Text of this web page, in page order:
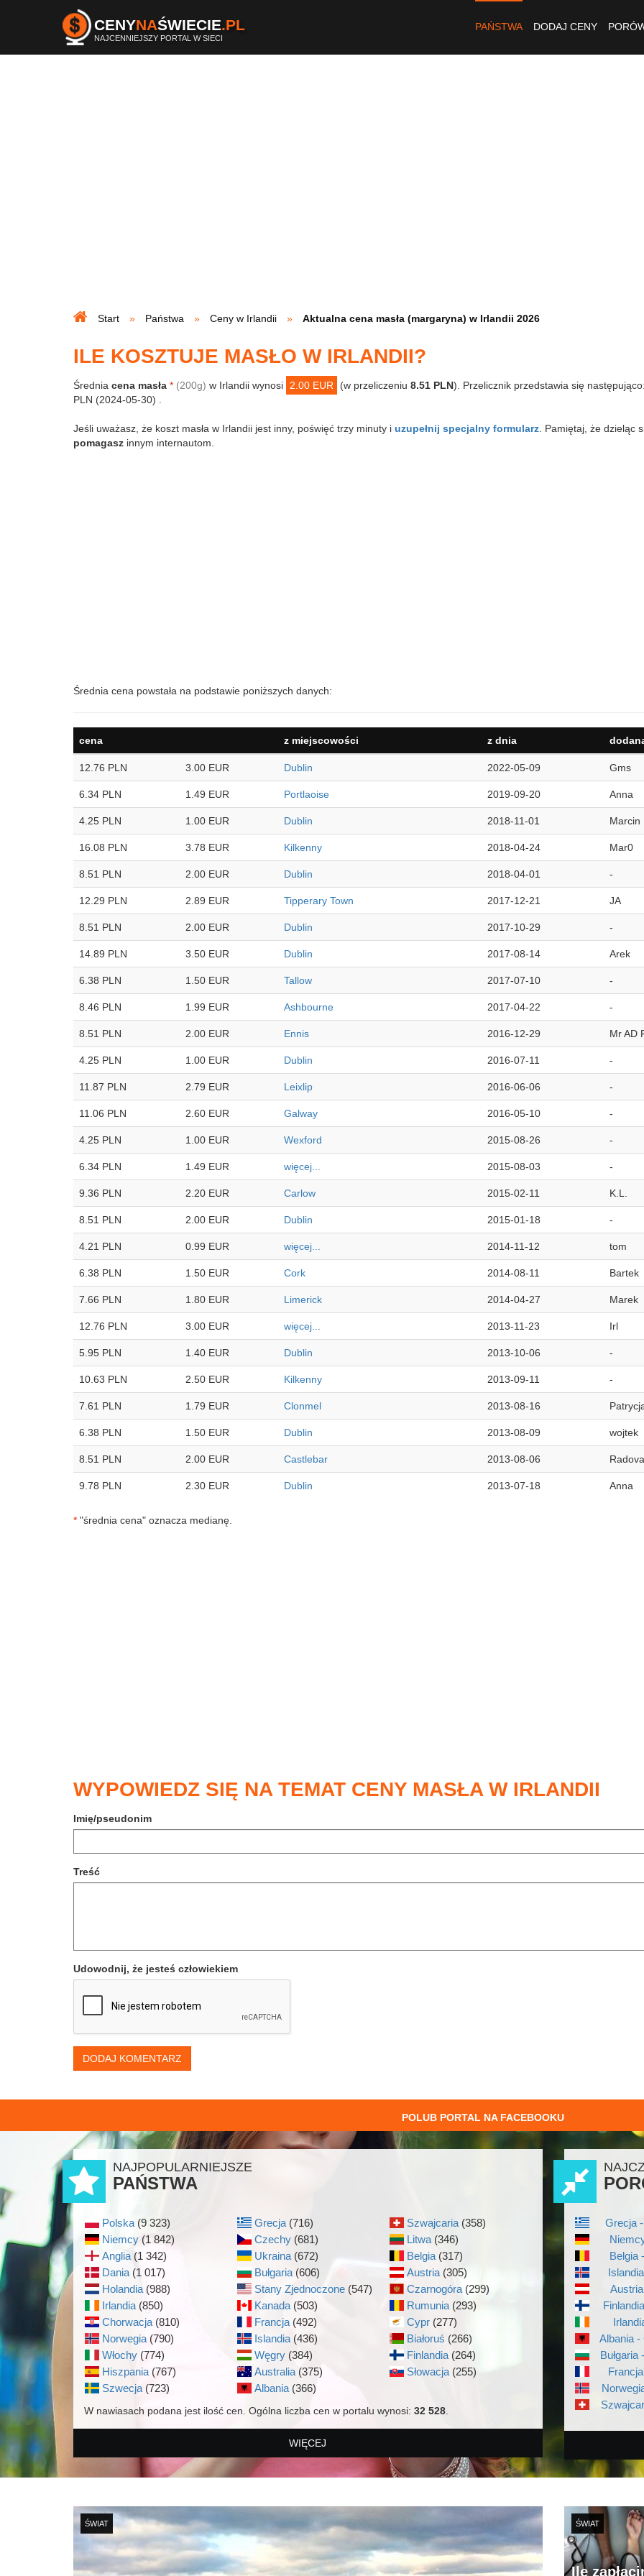
CENYNAŚWIECIE.PL
NAJCENNIEJSZY PORTAL W SIECI
PAŃSTWA DODAJ CENY
Start Państwa Ceny w Irlandii Aktualna cena masła (margaryna) w Irlandii 2026
ILE KOSZTUJE MASŁO W IRLANDII?
Średnia cena masła * (200g) w Irlandii wynosi 2.00 EUR (w przeliczeniu 8.51 PLN). Przelicznik przedstawia się
PLN (2024-05-30) .
Jeśli uważasz, że koszt masła w Irlandii jest inny, poświęć trzy minuty i uzupełnij specjalny formularz . Pamiętaj, że dzieląc
pomagasz innym internautom.
Średnia cena powstała na podstawie poniższych danych:
cena z miejscowości z dnia
12.76 PLN 3.00 EUR Dublin 2022-05-09 Gms
6.34 PLN 1.49 EUR Portlaoise 2019-09-20 Anna
4.25 PLN 1.00 EUR Dublin 2018-11-01 Marcin
16.08 PLN 3.78 EUR Kilkenny 2018-04-24 Mar0
8.51 PLN 2.00 EUR Dublin 2018-04-01 -
12.29 PLN 2.89 EUR Tipperary Town 2017-12-21 JA
8.51 PLN 2.00 EUR Dublin 2017-10-29 -
14.89 PLN 3.50 EUR Dublin 2017-08-14 Arek
6.38 PLN 1.50 EUR Tallow 2017-07-10 -
8.46 PLN 1.99 EUR Ashbourne 2017-04-22 -
8.51 PLN 2.00 EUR Ennis 2016-12-29 Mr AD
4.25 PLN 1.00 EUR Dublin 2016-07-11 -
11.87 PLN 2.79 EUR Leixlip 2016-06-06 -
11.06 PLN 2.60 EUR Galway 2016-05-10 -
4.25 PLN 1.00 EUR Wexford 2015-08-26 -
6.34 PLN 1.49 EUR więcej... 2015-08-03 -
9.36 PLN 2.20 EUR Carlow 2015-02-11 K.L.
8.51 PLN 2.00 EUR Dublin 2015-01-18 -
4.21 PLN 0.99 EUR więcej... 2014-11-12 tom
6.38 PLN 1.50 EUR Cork 2014-08-11 Bartek
7.66 PLN 1.80 EUR Limerick 2014-04-27 Marek
12.76 PLN 3.00 EUR więcej... 2013-11-23 Irl
5.95 PLN 1.40 EUR Dublin 2013-10-06 -
10.63 PLN 2.50 EUR Kilkenny 2013-09-11 -
7.61 PLN 1.79 EUR Clonmel 2013-08-16
6.38 PLN 1.50 EUR Dublin 2013-08-09 wojtek
8.51 PLN 2.00 EUR Castlebar 2013-08-06
9.78 PLN 2.30 EUR Dublin 2013-07-18 Anna
* "średnia cena" oznacza medianę.
WYPOWIEDZ SIĘ NA TEMAT CENY MASŁA W IRLANDII
Imię/pseudonim
Treść
Udowodnij, że jesteś człowiekiem
DODAJ KOMENTARZ
POLUB PORTAL NA FACEBOOKU
NAJPOPULARNIEJSZE
PAŃSTWA
Polska (9 323)
Niemcy (1 842)
Anglia (1 342)
Dania (1 017)
Holandia (988)
Irlandia (850)
Chorwacja (810)
Norwegia (790)
Włochy (774)
Hiszpania (767)
Szwecja (723)
Grecja (716)
Czechy (681)
Ukraina (672)
Bułgaria (606)
Stany Zjednoczone (547)
Kanada (503)
Francja (492)
Islandia (436)
Węgry (384)
Australia (375)
Albania (366)
Szwajcaria (358)
Litwa (346)
Belgia (317)
Austria (305)
Czarnogóra (299)
Rumunia (293)
Cypr (277)
Białoruś (266)
Finlandia (264)
Słowacja (255)
W nawiasach podana jest ilość cen. Ogólna liczba cen w portalu wynosi: 32 528
WIĘCEJ
Grecja
Belgia
Albania -
Bułgaria
ŚWIAT ŚWIAT
Ile